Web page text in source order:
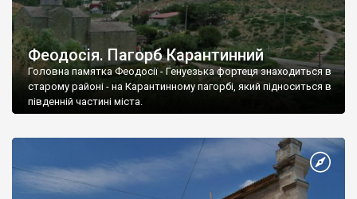
Феодосія. Пагорб Карантинний
Головна памятка Феодосії - Генуезька фортеця знаходиться в
старому районі - на Карантинному пагорбі, який підноситься в
південній частині міста.